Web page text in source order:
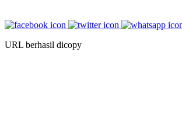
URL berhasil dicopy